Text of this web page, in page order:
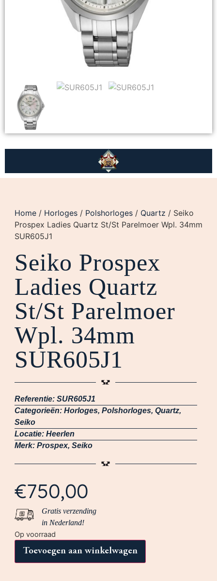
Home / Horloges / Polshorloges / Quartz / Seiko
Prospex Ladies Quartz St/St Parelmoer Wpl. 34mm
SUR605J1
Seiko Prospex
Ladies Quartz
St/St Parelmoer
Wpl. 34mm
SUR605J1
Referentie: SUR605J1
Categorieën: Horloges, Polshorloges, Quartz,
Seiko
Locatie: Heerlen
Merk: Prospex, Seiko
€750,00
Gratis verzending
in Nederland!
Op voorraad
Toevoegen aan winkelwagen